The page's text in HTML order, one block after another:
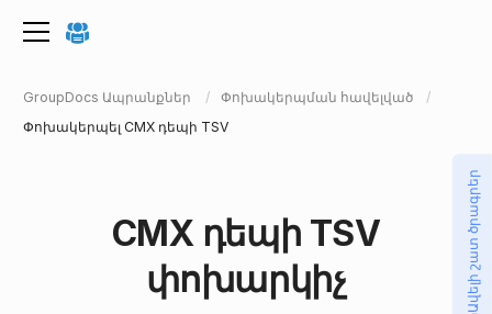
GroupDocs Ապրանքներ
Փոխակերպման հավելված
Փոխակերպել CMX դեպի TSV
CMX դեպի TSV
փոխարկիչ
Ավելի շատ ծրագրեր